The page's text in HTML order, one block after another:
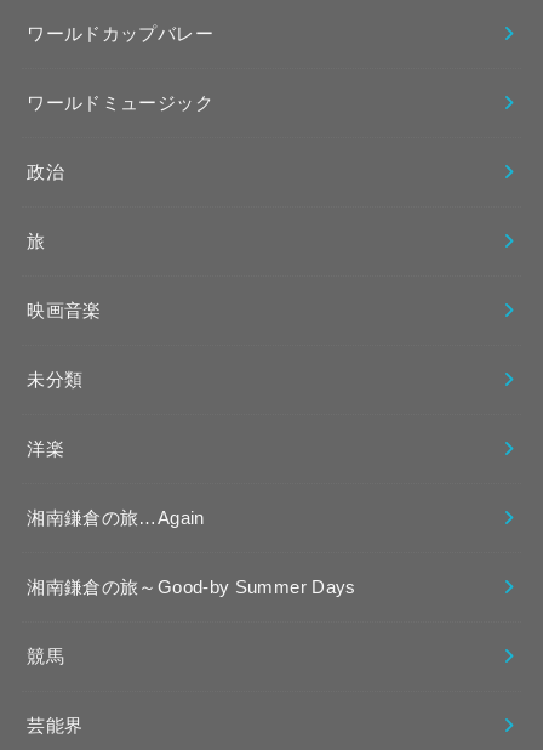
ワールドカップバレー
ワールドミュージック
政治
旅
映画音楽
未分類
洋楽
湘南鎌倉の旅…Again
湘南鎌倉の旅～Good-by Summer Days
競馬
芸能界